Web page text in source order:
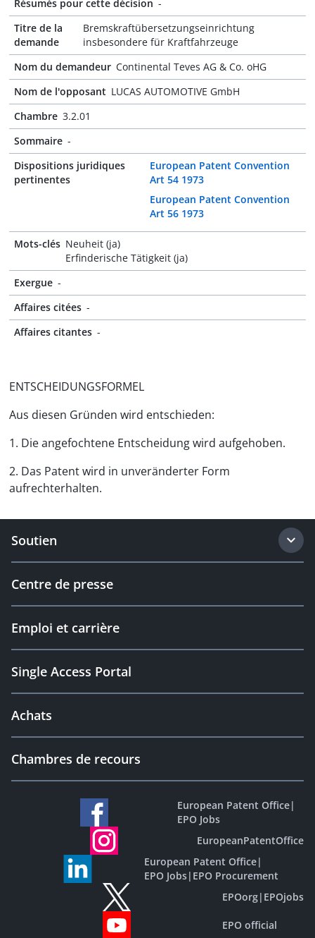
Résumés pour cette décision -
Titre de la
demande
Bremskraftübersetzungseinrichtung
insbesondere für Kraftfahrzeuge
Nom du demandeur Continental Teves AG & Co. oHG
Nom de l'opposant LUCAS AUTOMOTIVE GmbH
Chambre 3.2.01
Sommaire -
Dispositions juridiques
pertinentes
European Patent Convention
Art 54 1973
European Patent Convention
Art 56 1973
Mots-clés Neuheit (ja)
Erfinderische Tätigkeit (ja)
Exergue -
Affaires citées -
Affaires citantes -
ENTSCHEIDUNGSFORMEL
Aus diesen Gründen wird entschieden:
1. Die angefochtene Entscheidung wird aufgehoben.
2. Das Patent wird in unveränderter Form
aufrechterhalten.
Soutien
Centre de presse
Emploi et carrière
Single Access Portal
Achats
Chambres de recours
European Patent Office|
EPO Jobs
EuropeanPatentOffice
European Patent Office|
EPO Jobs| EPO Procurement
EPOorg| EPOjobs
EPO official